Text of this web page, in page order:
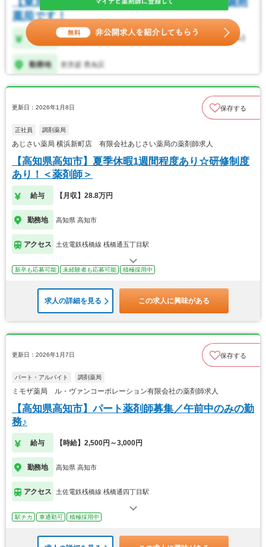
更新日：2026年1月8日 保存する
正社員 調剤薬局
あじさい薬局 横浜新町店 有限会社あじさい薬局の薬剤師求人
【高知県高知市】夏季休暇1週間程度あり☆研修制度
あり！＜薬剤師＞
給与 【月収】28.8万円
勤務地 高知県 高知市
アクセス 土佐電鉄桟橋線 桟橋通五丁目駅
新卒も応募可能 未経験者も応募可能 積極採用中
求人の詳細を見る この求人に興味がある
更新日：2026年1月7日 保存する
パート・アルバイト 調剤薬局
ミモザ薬局 ル・ヴァンコーポレーション有限会社の薬剤師求人
【高知県高知市】パート薬剤師募集／午前中のみの勤
務♪
給与 【時給】2,500円～3,000円
勤務地 高知県 高知市
アクセス 土佐電鉄桟橋線 桟橋通四丁目駅
駅チカ 車通勤可 積極採用中